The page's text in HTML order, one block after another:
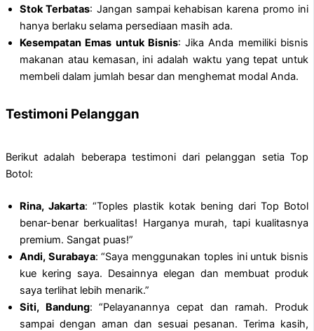
Stok Terbatas: Jangan sampai kehabisan karena promo ini
hanya berlaku selama persediaan masih ada.
Kesempatan Emas untuk Bisnis: Jika Anda memiliki bisnis
makanan atau kemasan, ini adalah waktu yang tepat untuk
membeli dalam jumlah besar dan menghemat modal Anda.
Testimoni Pelanggan
Berikut adalah beberapa testimoni dari pelanggan setia Top
Botol:
Rina, Jakarta: “Toples plastik kotak bening dari Top Botol
benar-benar berkualitas! Harganya murah, tapi kualitasnya
premium. Sangat puas!”
Andi, Surabaya: “Saya menggunakan toples ini untuk bisnis
kue kering saya. Desainnya elegan dan membuat produk
saya terlihat lebih menarik.”
Siti, Bandung: “Pelayanannya cepat dan ramah. Produk
sampai dengan aman dan sesuai pesanan. Terima kasih,